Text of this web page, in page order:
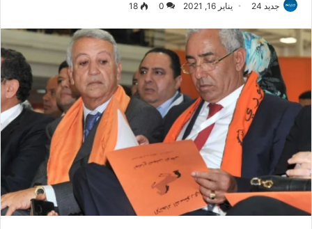
جديد 24 يناير 16, 2021 0
18